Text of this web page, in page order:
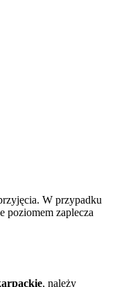
W przypadku
poziomem zaplecza
, należy